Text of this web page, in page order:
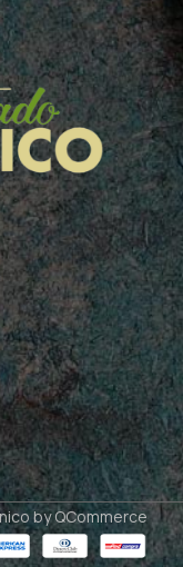
by QCommerce